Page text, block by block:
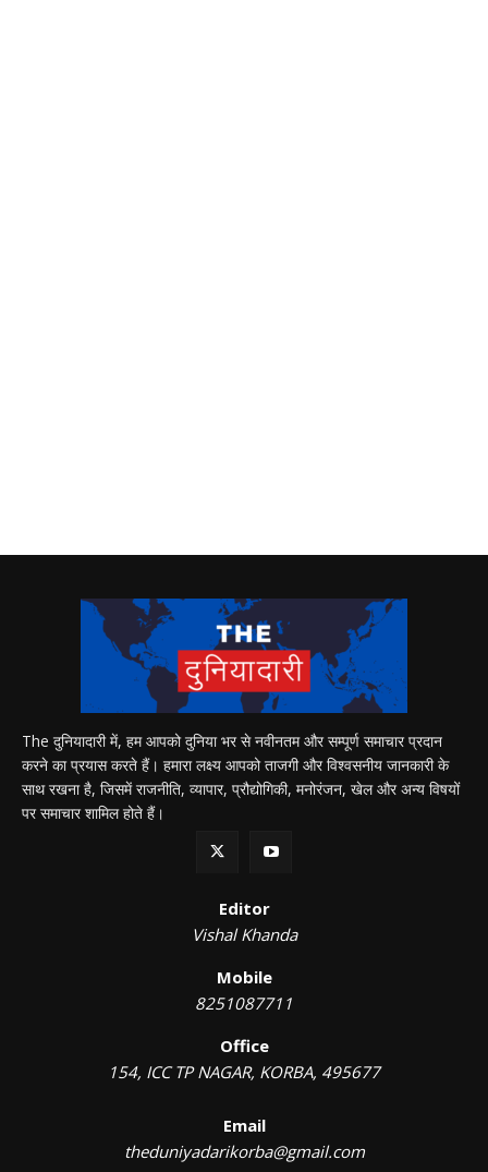
The दुनियादारी में, हम आपको दुनिया भर से नवीनतम और सम्पूर्ण समाचार प्रदान
करने का प्रयास करते हैं। हमारा लक्ष्य आपको ताजगी और विश्वसनीय जानकारी के
साथ रखना है, जिसमें राजनीति, व्यापार, प्रौद्योगिकी, मनोरंजन, खेल और अन्य विषयों
पर समाचार शामिल होते हैं।
Editor
Vishal Khanda
Mobile
8251087711
Office
154, ICC TP NAGAR, KORBA, 495677
Email
theduniyadarikorba@gmail.com